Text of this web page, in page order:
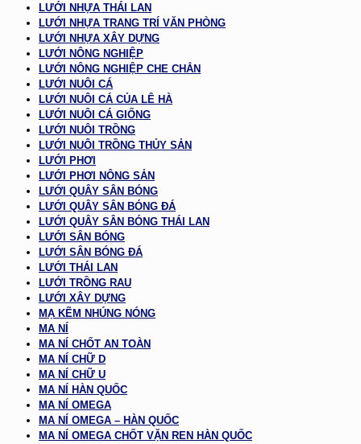
LƯỚI NHỰA THÁI LAN
LƯỚI NHỰA TRANG TRÍ VĂN PHÒNG
LƯỚI NHỰA XÂY DỰNG
LƯỚI NÔNG NGHIỆP
LƯỚI NÔNG NGHIỆP CHE CHẮN
LƯỚI NUÔI CÁ
LƯỚI NUÔI CÁ CỦA LÊ HÀ
LƯỚI NUÔI CÁ GIỐNG
LƯỚI NUÔI TRỒNG
LƯỚI NUÔI TRỒNG THỦY SẢN
LƯỚI PHƠI
LƯỚI PHƠI NÔNG SẢN
LƯỚI QUÂY SÂN BÓNG
LƯỚI QUÂY SÂN BÓNG ĐÁ
LƯỚI QUÂY SÂN BÓNG THÁI LAN
LƯỚI SÂN BÓNG
LƯỚI SÂN BÓNG ĐÁ
LƯỚI THÁI LAN
LƯỚI TRỒNG RAU
LƯỚI XÂY DỰNG
MẠ KẼM NHÚNG NÓNG
MA NÍ
MA NÍ CHỐT AN TOÀN
MA NÍ CHỮ D
MA NÍ CHỮ U
MA NÍ HÀN QUỐC
MA NÍ OMEGA
MA NÍ OMEGA – HÀN QUỐC
MA NÍ OMEGA CHỐT VẶN REN HÀN QUỐC